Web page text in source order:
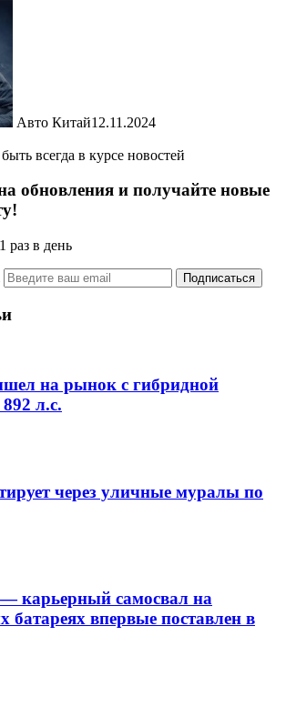
Авто Китай12.11.2024
всегда в курсе новостей
обновления и получайте новые
раз в день
на рынок с гибридной
л.с.
через уличные муралы по
карьерный самосвал на
батареях впервые поставлен в